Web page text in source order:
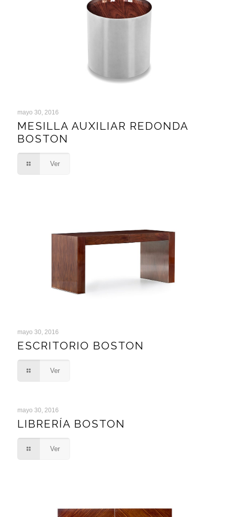
MESILLA AUXILIAR REDONDA BOSTON
mayo 30, 2016
MESILLA AUXILIAR REDONDA
BOSTON
Ver
mayo 30, 2016
ESCRITORIO BOSTON
Ver
mayo 30, 2016
LIBRERÍA BOSTON
Ver